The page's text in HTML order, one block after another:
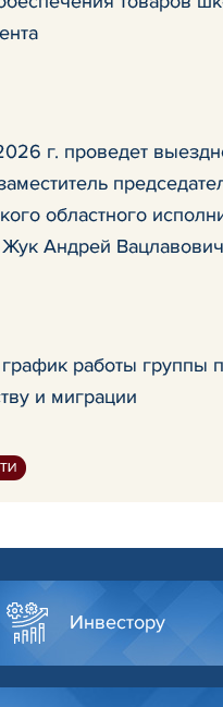
г. проведет
областного
Жук Андрей
работы группы
и миграции
Инвестору